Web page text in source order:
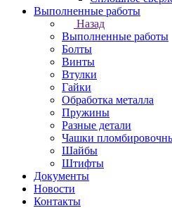
Выполненные работы
Назад
Выполненные работы
Болты
Винты
Втулки
Гайки
Обработка металла
Пружины
Разные детали
Чашки
Шайбы
Штифты
Документы
Новости
Контакты